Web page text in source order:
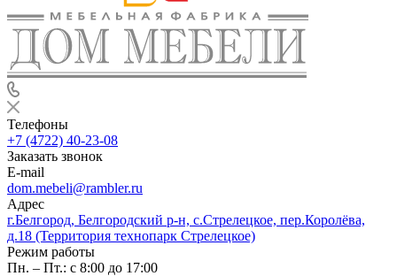
Телефоны
+7 (4722) 40-23-08
Заказать звонок
E-mail
dom.mebeli@rambler.ru
Адрес
г.Белгород, Белгородский р-н, с.Стрелецкое, пер.Королёва,
д.18 (Территория технопарк Стрелецкое)
Режим работы
Пн. – Пт.: с 8:00 до 17:00